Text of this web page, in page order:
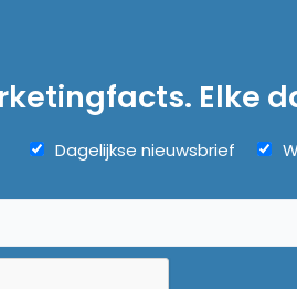
Elke
Dagelijkse nieuwsbrief